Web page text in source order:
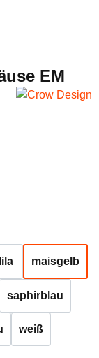
EM
lila maisgelb
saphirblau
weiß